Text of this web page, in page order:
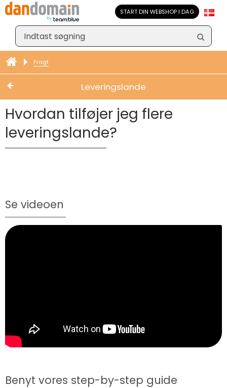
START DIN WEBSHOP I DAG
Fragt
Leveringslande
Hvordan tilføjer jeg flere
leveringslande?
Se videoen
Benyt vores step-by-step guide